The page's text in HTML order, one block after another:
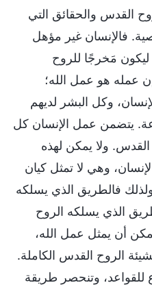
القدس والحقائق التي
فالإنسان غير مؤهل
مَخرجًا للروح
عمله هو عمل الله؛
وكل البشر لديهم
يتضمن عمل الإنسان كل
ولا يمكن لهذه
وهي لا تمثل كيان
فالطريق الذي يسلكه
الذي يسلكه الروح
أن يمثل عمل الله،
الروح القدس الكاملة.
وتنحصر طريقة